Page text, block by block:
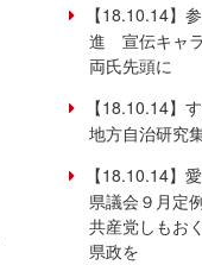
【18.10.14】
進 宣伝キャ
両氏先頭に
【18.10.14】
地方自治研究
【18.10.14】
県議会９月定
共産党しもお
県政を